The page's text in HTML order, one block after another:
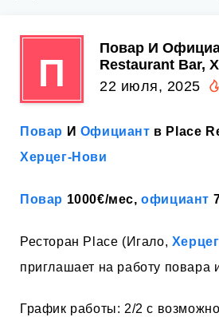
П
Повар И
Restaurant Bar,
22 июля, 2025
Повар И Официант в Place
Херцег-Нови
Повар 1000€/мес,официант
Ресторан Place (Игало,
приглашает на работу повара
График работы: 2/2 с